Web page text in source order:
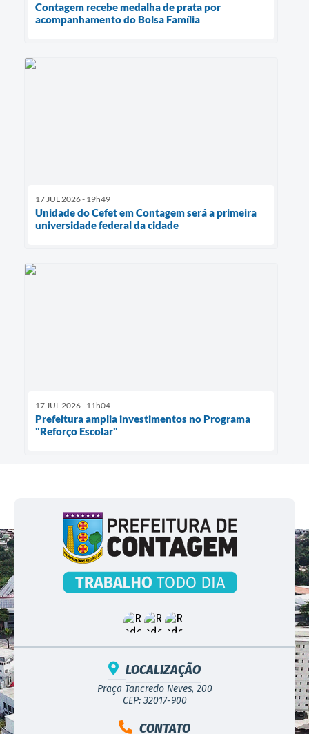
Contagem recebe medalha de prata por
acompanhamento do Bolsa Família
17 JUL 2026 - 19h49
Unidade do Cefet em Contagem será a primeira
universidade federal da cidade
17 JUL 2026 - 11h04
Prefeitura amplia investimentos no Programa
"Reforço Escolar"
LOCALIZAÇÃO
Praça Tancredo Neves, 200
CEP: 32017-900
CONTATO